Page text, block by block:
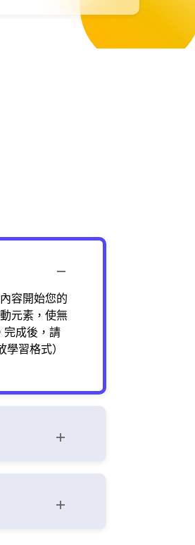
容開始您的
元素，使無
完成後，請
習格式）